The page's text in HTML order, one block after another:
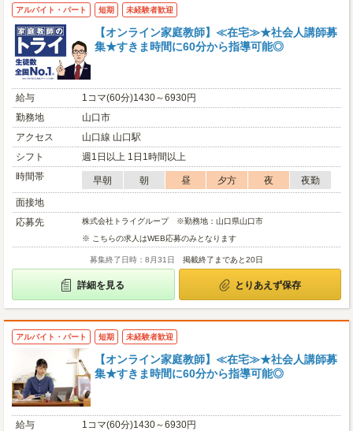
アルバイト・パート 短期 未経験者歓迎
【オンライン家庭教師】≪在宅≫★社会人講師募
集★すきま時間に60分から指導可能◎
給与
1コマ(60分)1430～6930円
勤務地
山口市
アクセス
山口線 山口駅
シフト
週1日以上 1日1時間以上
時間帯
早朝 朝 昼 夕方 夜
夜勤
面接地
応募先
株式会社トライグループ ※勤務地：山口県山口市
※ こちらの求人はWEB応募のみとなります
募集終了日時：8月31日 掲載終了まであと20日
詳細を見る とりあえず保存
アルバイト・パート 短期 未経験者歓迎
【オンライン家庭教師】≪在宅≫★社会人講師募
集★すきま時間に60分から指導可能◎
給与
1コマ(60分)1430～6930円